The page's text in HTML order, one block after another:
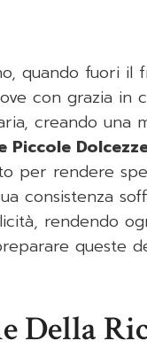
quando fuori
con grazia in
creando una
Piccole
per rendere
consistenza
rendendo
queste
Della